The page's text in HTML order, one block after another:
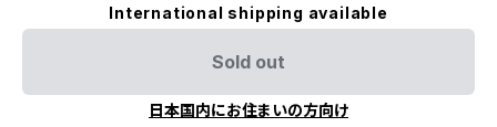
International shipping available
Sold out
日本国内にお住まいの方向け